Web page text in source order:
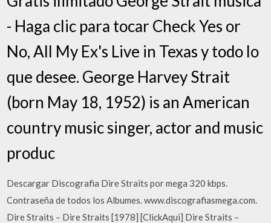
- Haga clic para tocar Check Yes or
No, All My Ex's Live in Texas y todo lo
que desee. George Harvey Strait
(born May 18, 1952) is an American
country music singer, actor and music
produc
Descargar Discografia Dire Straits por mega 320 kbps.
Contraseña de todos los Albumes. www.discografiasmega.com.
Dire Straits – Dire Straits [1978] [ClickAqui] Dire Straits –